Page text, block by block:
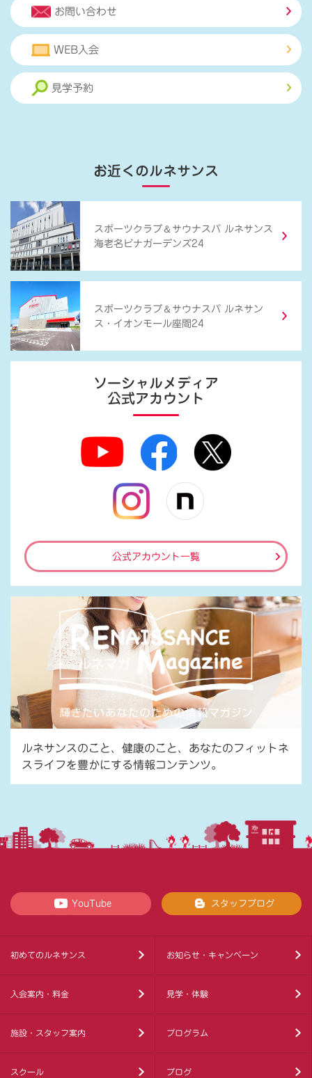
お問い合わせ
WEB入会
見学予約
お近くのルネサンス
スポーツクラブ ＆ サウナスパ ルネサンス
海老名ビナガーデンズ24
スポーツクラブ ＆ サウナスパ ルネサン
ス・イオンモール座間24
ソーシャルメディア
公式アカウント
公式アカウント一覧
ルネサンスのこと、健康のこと、あなたのフィットネ
スライフを豊かにする情報コンテンツ。
YouTube スタッフブログ
初めてのルネサンス お知らせ・キャンペーン
入会案内・料金 見学・体験
施設・スタッフ案内 プログラム
スクール ブログ